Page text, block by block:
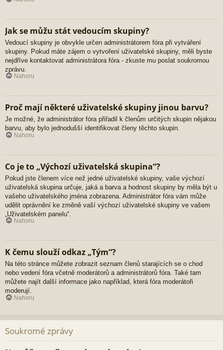
Jak se můžu stát vedoucím skupiny?
Vedoucí skupiny je obvykle určen administrátorem fóra při vytváření
skupiny. Pokud máte zájem o vytvoření uživatelské skupiny, měli byste
nejdříve kontaktovat administrátora fóra - zkuste mu poslat soukromou
zprávu.
Nahoru
Proč mají některé uživatelské skupiny jinou barvu?
Je možné, že administrátor fóra přiřadil k členům určitých skupin nějakou
barvu, aby bylo jednodušší identifikovat členy těchto skupin.
Nahoru
Co je to „Výchozí uživatelská skupina“?
Pokud jste členem více než jedné uživatelské skupiny, vaše výchozí
uživatelská skupina určuje, jaká a barva a hodnost skupiny by měla být u
vašeho uživatelského jména zobrazena. Administrátor fóra vám může
udělit oprávnění ke změně vaší výchozí uživatelské skupiny ve vašem
„Uživatelském panelu“.
Nahoru
K čemu slouží odkaz „Tým“?
Na této stránce můžete zobrazit seznam členů starajících se o chod
nebo vedení fóra včetně moderátorů a administrátorů fóra. Také tam
můžete najít další informace jako například, která fóra moderátoři
moderují.
Nahoru
Soukromé zprávy